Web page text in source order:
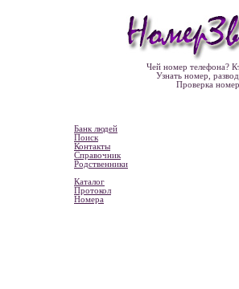
Чей номер телефона?
Узнать номер,
Проверка
Банк людей
Поиск
Контакты
Справочник
Родственники
Каталог
Протокол
Номера